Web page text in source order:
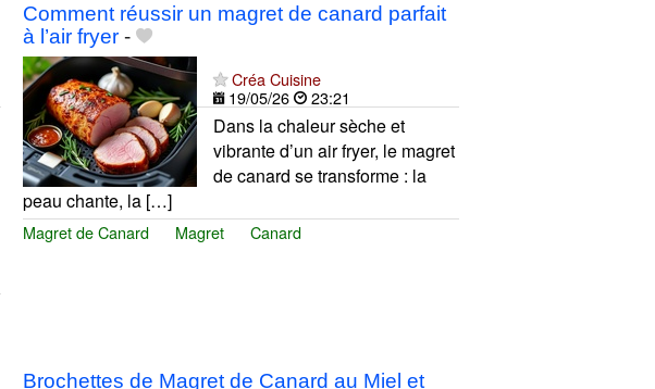
Comment réussir un magret de canard parfait
à l’air fryer-
Créa Cuisine
19/05/26
23:21
Dans la chaleur sèche et
vibrante d’un air fryer, le magret
de canard se transforme : la
peau chante, la […]
Magret de Canard Magret Canard
Brochettes de Magret de Canard au Miel et